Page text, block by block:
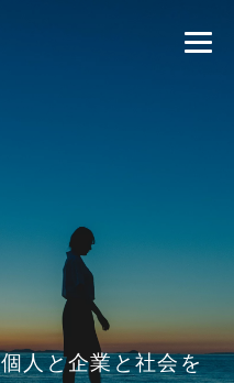
個人と企業と社会を